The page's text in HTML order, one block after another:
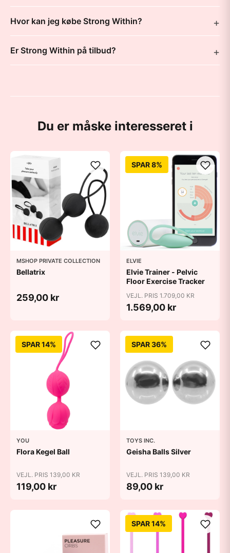
Hvor kan jeg købe Strong Within?
Er Strong Within på tilbud?
Du er måske interesseret i
MSHOP PRIVATE COLLECTION
Bellatrix
259,00 kr
SPAR 8%
ELVIE
Elvie Trainer - Pelvic
Floor Exercise Tracker
VEJL. PRIS 1.709,00 KR
1.569,00 kr
SPAR 14%
YOU
Flora Kegel Ball
VEJL. PRIS 139,00 KR
119,00 kr
SPAR 36%
TOYS INC.
Geisha Balls Silver
VEJL. PRIS 139,00 KR
89,00 kr
SPAR 14%